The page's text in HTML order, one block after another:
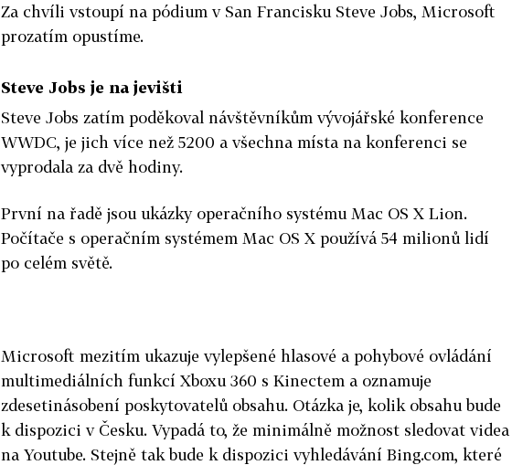
Za chvíli vstoupí na pódium v San Francisku Steve Jobs, Microsoft
prozatím opustíme.
Steve Jobs je na jevišti
Steve Jobs zatím poděkoval návštěvníkům vývojářské konference
WWDC, je jich více než 5200 a všechna místa na konferenci se
vyprodala za dvě hodiny.
První na řadě jsou ukázky operačního systému Mac OS X Lion.
Počítače s operačním systémem Mac OS X používá 54 milionů lidí
po celém světě.
Microsoft mezitím ukazuje vylepšené hlasové a pohybové ovládání
multimediálních funkcí Xboxu 360 s Kinectem a oznamuje
zdesetinásobení poskytovatelů obsahu. Otázka je, kolik obsahu bude
k dispozici v Česku. Vypadá to, že minimálně možnost sledovat videa
na Youtube. Stejně tak bude k dispozici vyhledávání Bing.com, které